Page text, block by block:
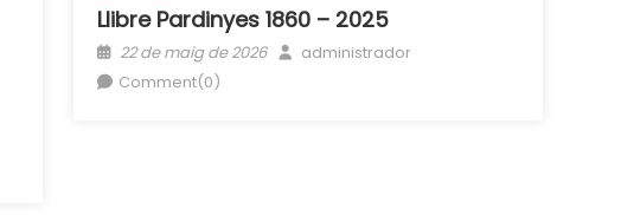
Llibre Pardinyes 1860 – 2025
Posted
on
22 de maig de 2026 Author
administrador
Comment(0)